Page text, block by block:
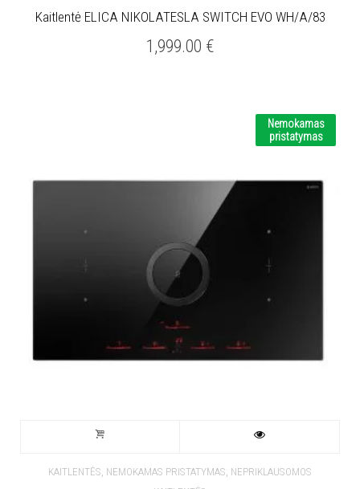
Kaitlentė ELICA NIKOLATESLA SWITCH EVO WH/A/83
1,999.00 €
Nemokamas
pristatymas
KAITLENTĖS, NEMOKAMAS PRISTATYMAS, NEPRIKLAUSOMOS